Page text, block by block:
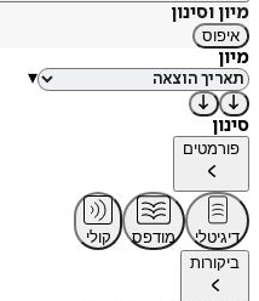
מיון וסינון
איפוס
מיון
▾
סינון
פורמטים
דיגיטלי מודפס
קולי
ביקורות